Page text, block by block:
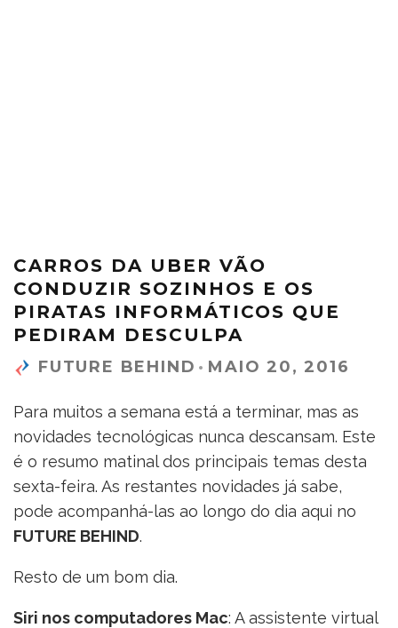
CARROS DA UBER VÃO
CONDUZIR SOZINHOS E OS
PIRATAS INFORMÁTICOS QUE
PEDIRAM DESCULPA
FUTURE BEHIND · MAIO 20, 2016
Para muitos a semana está a terminar, mas as
novidades tecnológicas nunca descansam. Este
é o resumo matinal dos principais temas desta
sexta-feira. As restantes novidades já sabe,
pode acompanhá-las ao longo do dia aqui no
FUTURE BEHIND.
Resto de um bom dia.
Siri nos computadores Mac: A assistente virtual